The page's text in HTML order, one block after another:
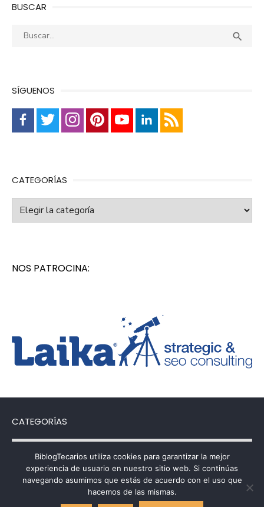
BUSCAR
Buscar: 
SÍGUENOS
CATEGORÍAS
Categorías
NOS PATROCINA:
CATEGORÍAS
Categorías
BiblogTecarios utiliza cookies para garantizar la mejor
experiencia de usuario en nuestro sitio web. Si continúas
navegando asumimos que estás de acuerdo con el uso que
hacemos de las mismas.